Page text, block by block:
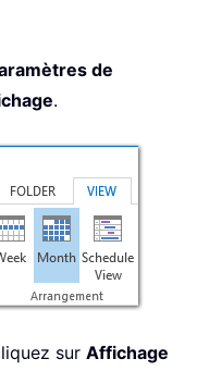
de
.
sur Affichage